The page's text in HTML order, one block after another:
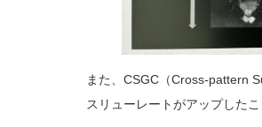
また、CSGC（Cross-pattern
スリューレートがアップした